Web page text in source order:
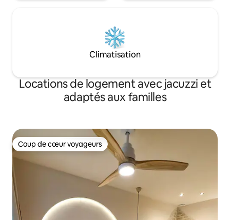
Climatisation
Locations de logement avec jacuzzi et
adaptés aux familles
Coup de cœur voyageurs
Coup de cœur voyageurs